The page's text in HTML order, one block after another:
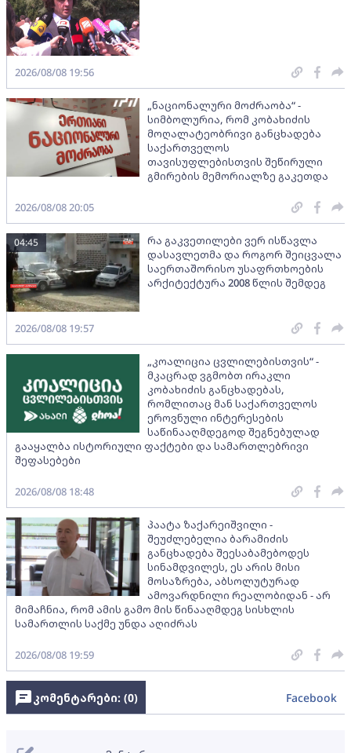
2026/08/08 19:56
„ნაციონალური მოძრაობა“ -
სიმბოლურია, რომ კობახიძის
მოღალატეობრივი განცხადება
საქართველოს
თავისუფლებისთვის შეწირული
გმირების მემორიალზე გაკეთდა
2026/08/08 20:05
რა გაკვეთილები ვერ ისწავლა
დასავლეთმა და როგორ შეიცვალა
საერთაშორისო უსაფრთხოების
არქიტექტურა 2008 წლის შემდეგ
04:45
2026/08/08 19:57
„კოალიცია ცვლილებისთვის“ -
მკაცრად ვგმობთ ირაკლი
კობახიძის განცხადებას,
რომლითაც მან საქართველოს
ეროვნული ინტერესების
საწინააღმდეგოდ შეგნებულად
გააყალბა ისტორიული ფაქტები და სამართლებრივი
შეფასებები
2026/08/08 18:48
პაატა ზაქარეიშვილი -
შეუძლებელია ბარამიძის
განცხადება შეესაბამებოდეს
სინამდვილეს, ეს არის მისი
მოსაზრება, აბსოლუტურად
ამოვარდნილი რეალობიდან - არ
მიმაჩნია, რომ ამის გამო მის წინააღმდეგ სისხლის
სამართლის საქმე უნდა აღიძრას
2026/08/08 19:59
კომენტარები: (0) Facebook